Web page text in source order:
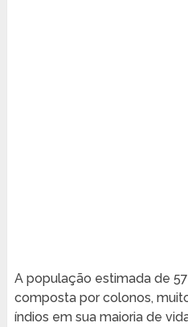
A população estimada de
composta por colonos,
índios em sua maioria de